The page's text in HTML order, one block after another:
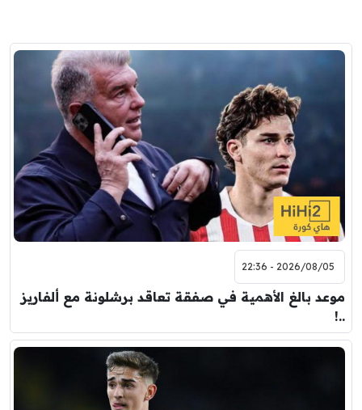
2026/08/05 - 22:36
موعد بالغ الأهمية في صفقة تعاقد برشلونة مع ألفاريز
..!